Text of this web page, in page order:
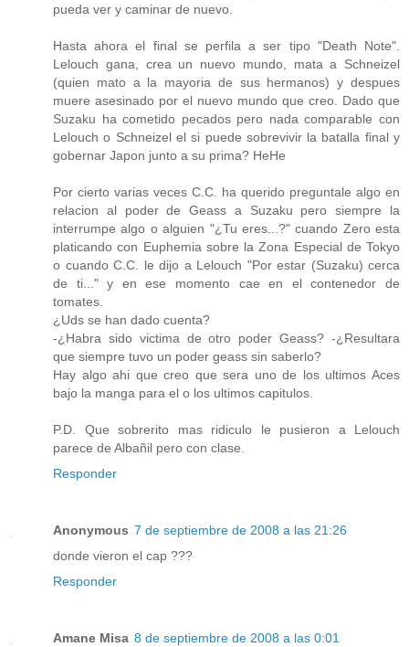
pueda ver y caminar de nuevo.
Hasta ahora el final se perfila a ser tipo "Death Note".
Lelouch gana, crea un nuevo mundo, mata a Schneizel
(quien mato a la mayoria de sus hermanos) y despues
muere asesinado por el nuevo mundo que creo. Dado que
Suzaku ha cometido pecados pero nada comparable con
Lelouch o Schneizel el si puede sobrevivir la batalla final y
gobernar Japon junto a su prima? HeHe
Por cierto varias veces C.C. ha querido preguntale algo en
relacion al poder de Geass a Suzaku pero siempre la
interrumpe algo o alguien "¿Tu eres...?" cuando Zero esta
platicando con Euphemia sobre la Zona Especial de Tokyo
o cuando C.C. le dijo a Lelouch "Por estar (Suzaku) cerca
de ti..." y en ese momento cae en el contenedor de
tomates.
¿Uds se han dado cuenta?
-¿Habra sido victima de otro poder Geass? -¿Resultara
que siempre tuvo un poder geass sin saberlo?
Hay algo ahi que creo que sera uno de los ultimos Aces
bajo la manga para el o los ultimos capitulos.
P.D. Que sobrerito mas ridiculo le pusieron a Lelouch
parece de Albañil pero con clase.
Responder
Anonymous 7 de septiembre de 2008 a las 21:26
donde vieron el cap ???
Responder
Amane Misa 8 de septiembre de 2008 a las 0:01